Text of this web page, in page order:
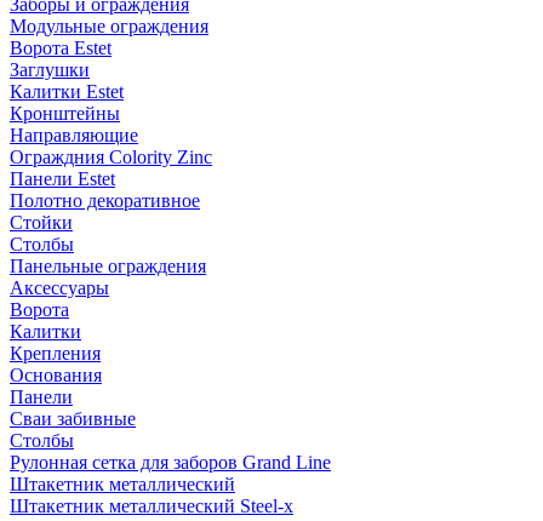
Заборы и ограждения
Модульные ограждения
Ворота Estet
Заглушки
Калитки Estet
Кронштейны
Направляющие
Ограждния Colority Zinc
Панели Estet
Полотно декоративное
Стойки
Столбы
Панельные ограждения
Аксессуары
Ворота
Калитки
Крепления
Основания
Панели
Сваи забивные
Столбы
Рулонная сетка для заборов Grand Line
Штакетник металлический
Штакетник металлический Steel-x